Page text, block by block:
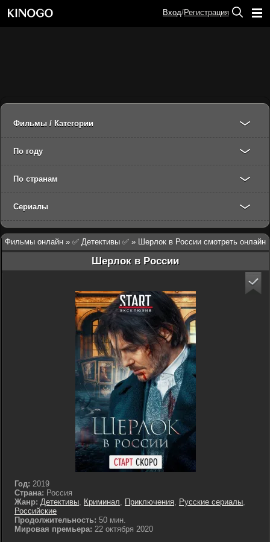
Фильмы / Категории
По году
По странам
Сериалы
Фильмы онлайн » ✅ Детективы ✅ » Шерлок в России смотреть онлайн
Шерлок в России
Год: 2019
Страна: Россия
Жанр: Детективы, Криминал, Приключения, Русские сериалы,
Российские
Продолжительность: 50 мин.
Мировая премьера: 22 октября 2020
Вход/Регистрация